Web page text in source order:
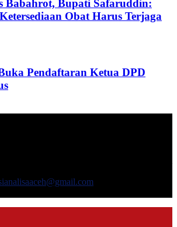
Babahrot, Bupati Safaruddin:
Obat Harus Terjaga
Pendaftaran Ketua DPD